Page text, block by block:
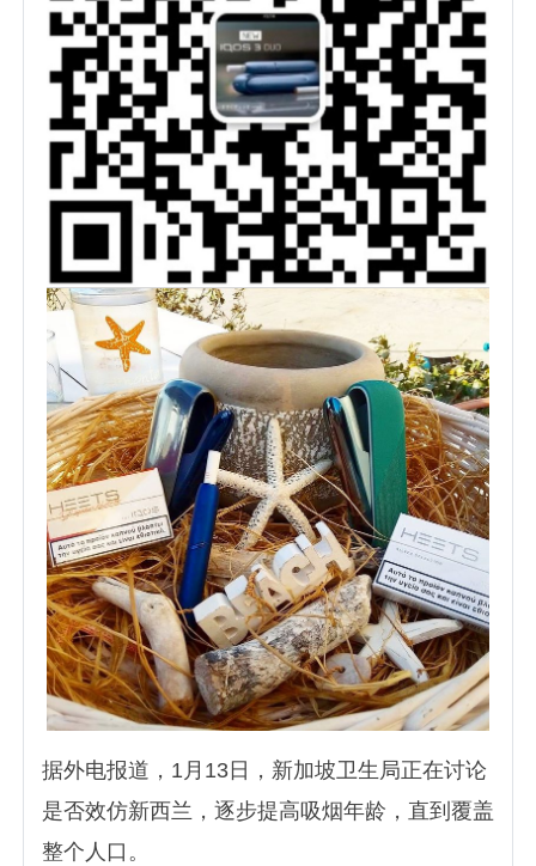
据外电报道，1月13日，新加坡卫生局正在讨论
是否效仿新西兰，逐步提高吸烟年龄，直到覆盖
整个人口。